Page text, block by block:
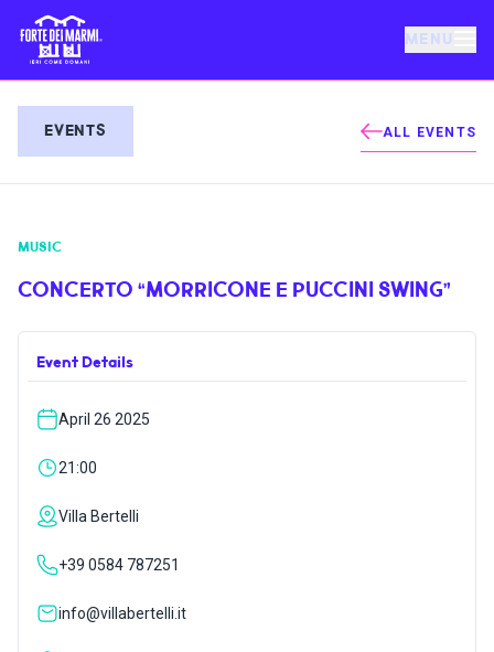
MENU
EVENTS
NEWS
HOSPITALITY
VILLA BERTELLI
LIVE WEBCAM
EVENTS ALL EVENTS
MUSIC
CONCERTO “MORRICONE E PUCCINI SWING”
Event Details
April 26 2025
21:00
Villa Bertelli
+39 0584 787251
info@villabertelli.it